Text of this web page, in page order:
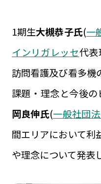
1期生大槻恭子氏(一
インリガレッセ代
訪問看護及び看多機
課題・理念と今後
岡良伸氏(一般社団
間エリアにおいて利
や理念について発表